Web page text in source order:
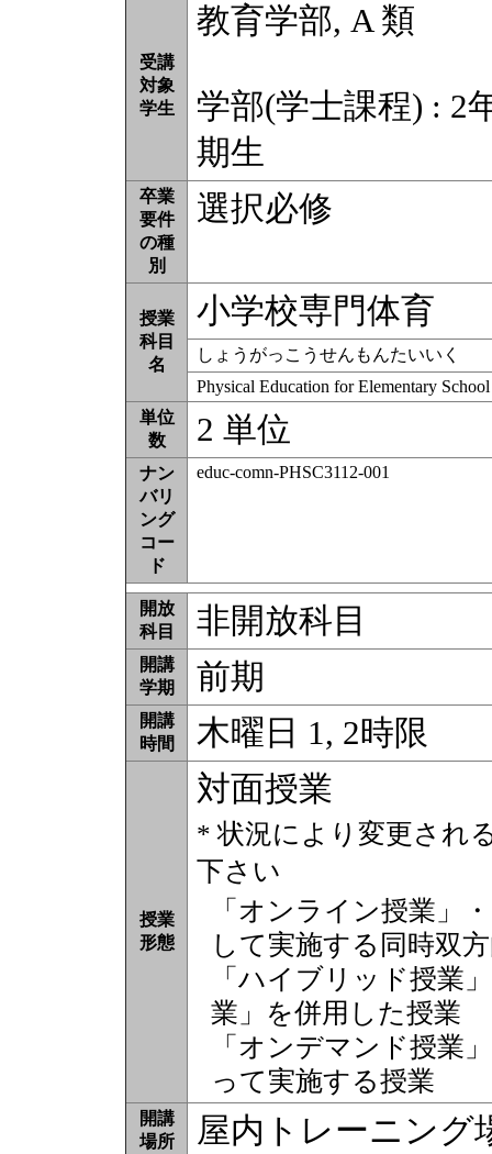
受講
対象
学生
教育学部, A 類
学部(学士課程) : 2
期生
卒業
要件
の種
別
選択必修
授業
科目
名
小学校専門体育
しょうがっこうせんもんたいいく
Physical Education for Elementary School
単位
数
2 単位
ナン
バリ
ング
コー
ド
educ-comn-PHSC3112-001
開放
科目
非開放科目
開講
学期
前期
開講
時間
木曜日 1, 2時限
授業
形態
対面授業
* 状況により変更され
下さい
「オンライン授業」
して実施する同時双
「ハイブリッド授業
業」を併用した授業
「オンデマンド授業
って実施する授業
開講
場所
屋内トレーニング